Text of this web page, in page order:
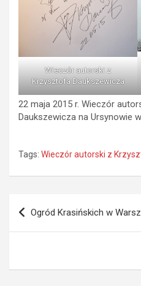
Wieczór autorski z
Krzysztofa Daukszewicza
22 maja 2015 r. Wieczór
Daukszewicza na Ursynowie
Tags: Wieczór autorski z
Nawigacja
wpisu
Ogród Krasińskich w